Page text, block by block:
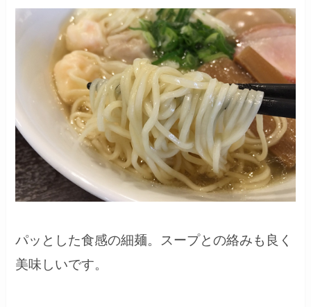
パッとした食感の細麺。スープとの絡みも良く
美味しいです。